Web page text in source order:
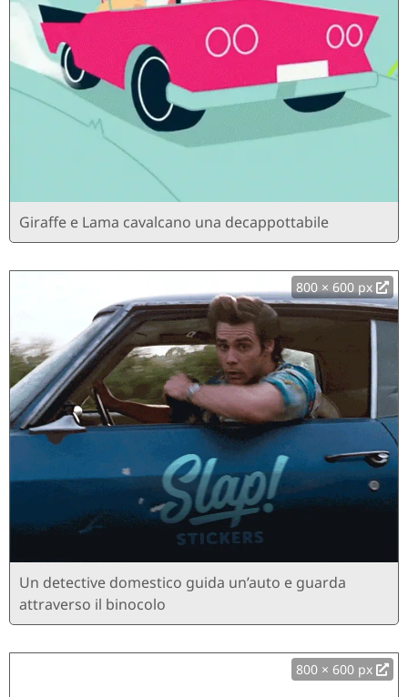
Giraffe e Lama cavalcano una decappottabile
800 × 600 px
Un detective domestico guida un’auto e guarda
attraverso il binocolo
800 × 600 px